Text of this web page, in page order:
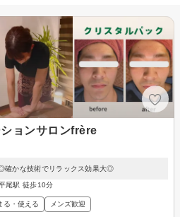
ョンサロンfrère
確かな技術でリラックス効果大◎
尾駅 徒歩10分
る・使える メンズ歓迎